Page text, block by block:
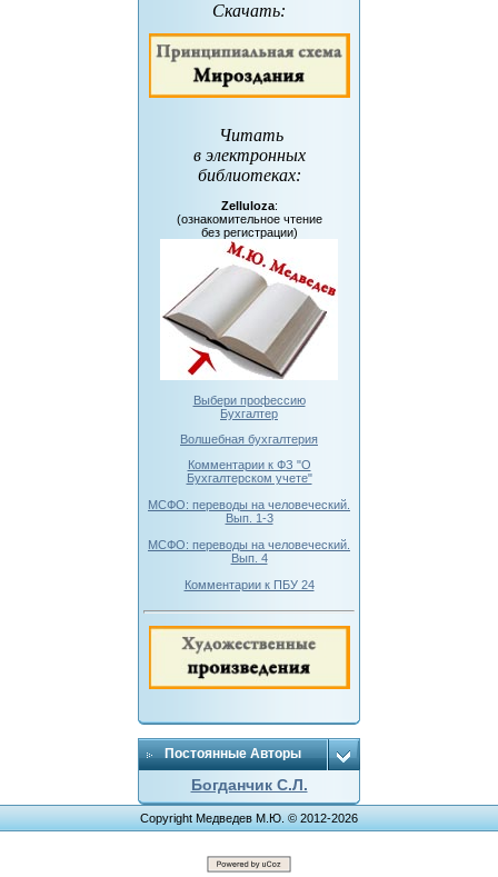
Скачать:
Читать
в электронных
библиотеках:
Zelluloza:
(ознакомительное чтение
без регистрации)
Выбери профессию
Бухгалтер
Волшебная бухгалтерия
Комментарии к ФЗ "О
Бухгалтерском учете"
МСФО: переводы на человеческий.
Вып. 1-3
МСФО: переводы на человеческий.
Вып. 4
Комментарии к ПБУ 24
Постоянные Авторы
Богданчик С.Л.
Copyright Медведев М.Ю. © 2012-2026